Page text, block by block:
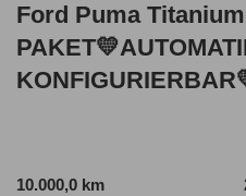
Ford Puma
10.000,0 km